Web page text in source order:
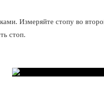
Измеряйте стопу во
стоп.